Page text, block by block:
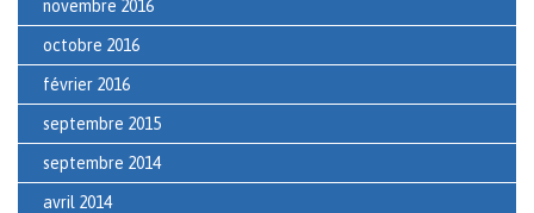
novembre 2016
octobre 2016
février 2016
septembre 2015
septembre 2014
avril 2014